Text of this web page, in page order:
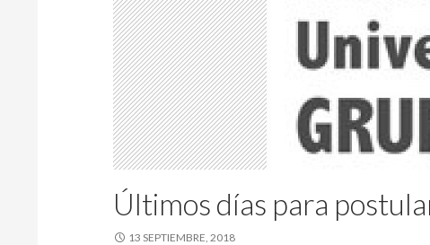
Últimos días para
13 SEPTIEMBRE, 2018